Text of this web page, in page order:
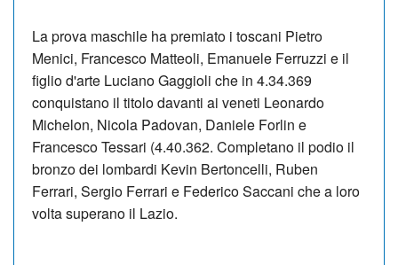
La prova maschile ha premiato i toscani Pietro
Menici, Francesco Matteoli, Emanuele Ferruzzi e il
figlio d'arte Luciano Gaggioli che in 4.34.369
conquistano il titolo davanti ai veneti Leonardo
Michelon, Nicola Padovan, Daniele Forlin e
Francesco Tessari (4.40.362. Completano il podio il
bronzo dei lombardi Kevin Bertoncelli, Ruben
Ferrari, Sergio Ferrari e Federico Saccani che a loro
volta superano il Lazio.